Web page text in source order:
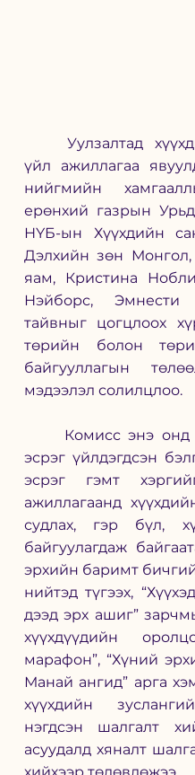
	Уулзалтад хүүхдийн эрхийн чиглэлээр
үйл ажиллагаа
нийгмийн
ерөнхий газрын
НҮБ-ын Хүүхдийн
Дэлхийн зөн
яам, Кристина
Нэйборс, Эмнести
тайвныг цогцлоох
төрийн болон
байгууллагын
мэдээлэл солилцлоо.
эсрэг үйлдэгдсэн
эсрэг гэмт
ажиллагаанд
судлах, гэр бүл,
байгуулагдаж
эрхийн баримт
нийтэд түгээх,
дээд эрх ашиг”
хүүхдүүдийн
марафон”, “Хүний
Манай ангид” арга
хүүхдийн
нэгдсэн шалгалт
асуудалд хяналт